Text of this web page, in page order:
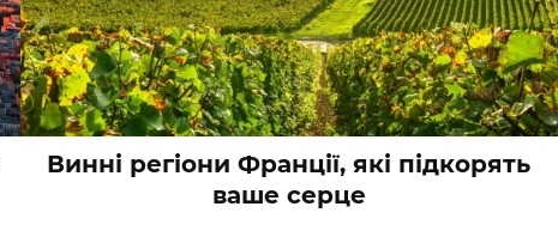
Винні регіони Франції, які підкорять
ваше серце